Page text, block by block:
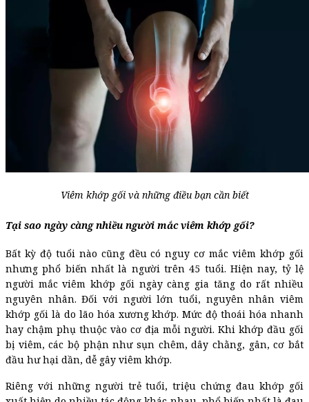
Viêm khớp gối và những điều bạn cần biết
Tại sao ngày càng nhiều người mắc viêm khớp gối?
Bất kỳ độ tuổi nào cũng đều có nguy cơ mắc viêm khớp gối
nhưng phổ biến nhất là người trên 45 tuổi. Hiện nay, tỷ lệ
người mắc viêm khớp gối ngày càng gia tăng do rất nhiều
nguyên nhân. Đối với người lớn tuổi, nguyên nhân viêm
khớp gối là do lão hóa xương khớp. Mức độ thoái hóa nhanh
hay chậm phụ thuộc vào cơ địa mỗi người. Khi khớp đầu gối
bị viêm, các bộ phận như sụn chêm, dây chằng, gân, cơ bắt
đầu hư hại dần, dễ gây viêm khớp.
Riêng với những người trẻ tuổi, triệu chứng đau khớp gối